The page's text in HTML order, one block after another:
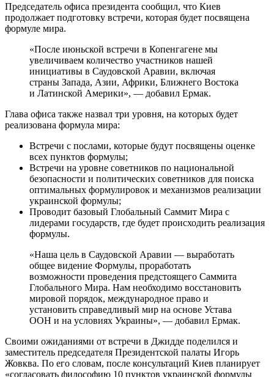
Председатель офиса президента сообщил, что Киев
продолжает подготовку встречи, которая будет посвящена
формуле мира.
«После июньской встречи в Копенгагене мы
увеличиваем количество участников нашей
инициативы в Саудовской Аравии, включая
страны Запада, Азии, Африки, Ближнего Востока
и Латинской Америки», — добавил Ермак.
Глава офиса также назвал три уровня, на которых будет
реализована формула мира:
Встречи с послами, которые будут посвящены оценке
всех пунктов формулы;
Встречи на уровне советников по национальной
безопасности и политических советников для поиска
оптимальных формулировок и механизмов реализации
украинской формулы;
Проводит базовый Глобальный Саммит Мира с
лидерами государств, где будет происходить реализация
формулы.
«Наша цель в Саудовской Аравии — выработать
общее видение Формулы, проработать
возможности проведения предстоящего Саммита
Глобального Мира. Нам необходимо восстановить
мировой порядок, международное право и
установить справедливый мир на основе Устава
ООН и на условиях Украины», — добавил Ермак.
Своими ожиданиями от встречи в Джидде поделился и
заместитель председателя Президентской палаты Игорь
Жовква. По его словам, после консультаций Киев планирует
«согласовать философию 10 пунктов украинской формулы